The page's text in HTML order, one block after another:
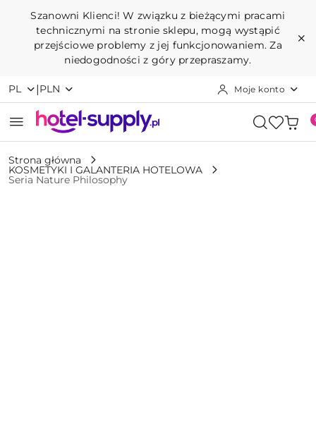
Przejdź do treści głównej
Przejdź do wyszukiwarki
Przejdź do moje konto
Przejdź do menu głównego
Przejdź do opisu produktu
Przejdź do stopki
Szanowni Klienci! W związku z bieżącymi pracami
technicznymi na stronie sklepu, mogą wystąpić
przejściowe problemy z jej funkcjonowaniem. Za
niedogodności z góry przepraszamy.
PL |PLN Moje konto
Strona główna
KOSMETYKI I GALANTERIA HOTELOWA
Seria Nature Philosophy